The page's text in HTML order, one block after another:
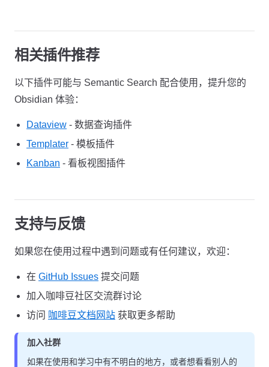
相关插件推荐
以下插件可能与 Semantic Search 配合使用，提升您的
Obsidian 体验：
Dataview - 数据查询插件
Templater - 模板插件
Kanban - 看板视图插件
支持与反馈
如果您在使用过程中遇到问题或有任何建议，欢迎：
在 GitHub Issues 提交问题
加入咖啡豆社区交流群讨论
访问 咖啡豆文档网站 获取更多帮助
加入社群
如果在使用和学习中有不明白的地方，或者想看看别人的